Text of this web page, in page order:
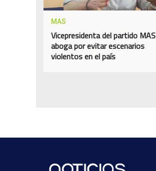
MAS
Vicepresidenta del partido MAS
aboga por evitar escenarios
violentos en el país